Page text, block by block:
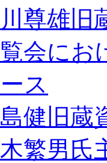
尊雄旧
会にお
ス
健旧蔵
繁男氏